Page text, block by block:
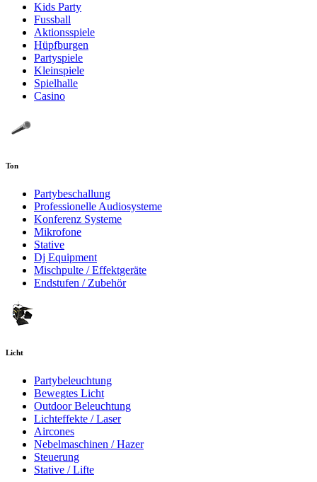
Kids Party
Fussball
Aktionsspiele
Hüpfburgen
Partyspiele
Kleinspiele
Spielhalle
Casino
Ton
Partybeschallung
Professionelle Audiosysteme
Konferenz Systeme
Mikrofone
Stative
Dj Equipment
Mischpulte / Effektgeräte
Endstufen / Zubehör
Licht
Partybeleuchtung
Bewegtes Licht
Outdoor Beleuchtung
Lichteffekte / Laser
Aircones
Nebelmaschinen / Hazer
Steuerung
Stative / Lifte